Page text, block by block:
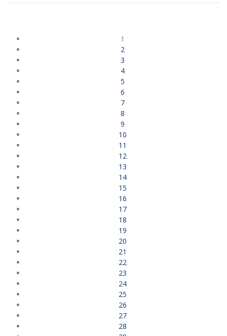
1
2
3
4
5
6
7
8
9
10
11
12
13
14
15
16
17
18
19
20
21
22
23
24
25
26
27
28